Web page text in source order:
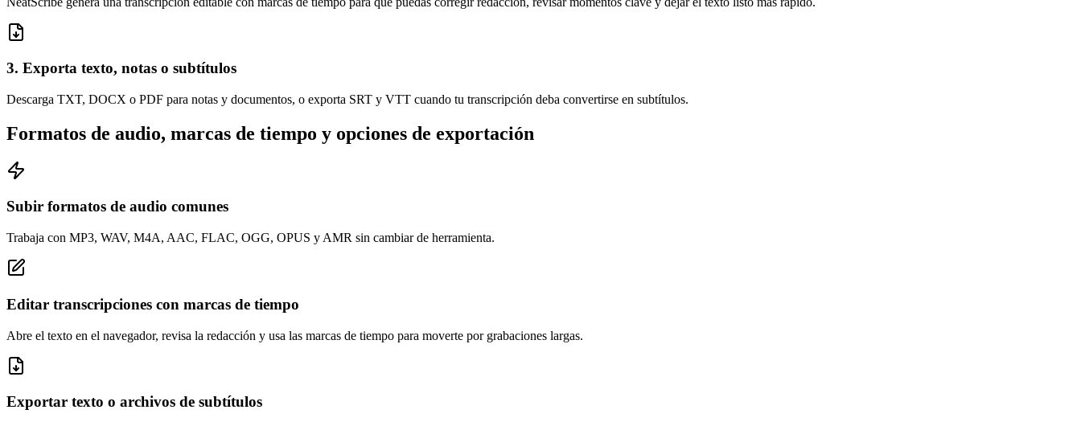
3. Exporta texto, notas o subtítulos
Descarga TXT, DOCX o PDF para notas y documentos, o exporta SRT y VTT cuando tu transcripción deba convertirse en subtítulos.
Formatos de audio, marcas de tiempo y opciones de exportación
Subir formatos de audio comunes
Trabaja con MP3, WAV, M4A, AAC, FLAC, OGG, OPUS y AMR sin cambiar de herramienta.
Editar transcripciones con marcas de tiempo
Abre el texto en el navegador, revisa la redacción y usa las marcas de tiempo para moverte por grabaciones largas.
Exportar texto o archivos de subtítulos